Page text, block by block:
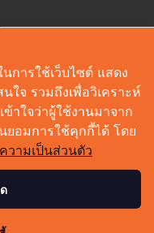
การใช้เว็บไซต์ แสดง
จ รวมถึงเพื่อวิเคราะห์
ข้าใจว่าผู้ใช้งานมาจาก
อมการใช้คุกกี้ได้ โดย
วามเป็นส่วนตัว